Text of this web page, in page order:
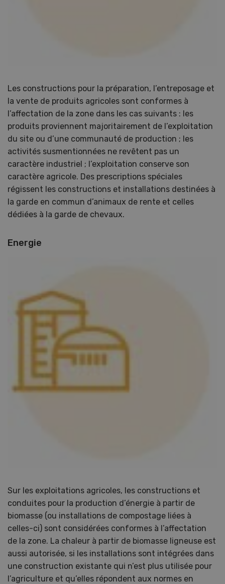
Les constructions pour la préparation, l’entreposage et
la vente de produits agricoles sont conformes à
l’affectation de la zone dans les cas suivants : les
produits proviennent majoritairement de l’exploitation
du site ou d’une communauté de production ; les
activités susmentionnées ne revêtent pas un
caractère industriel ; l’exploitation conserve son
caractère agricole. Des prescriptions spéciales
régissent les constructions et installations destinées à
la garde en commun d’animaux de rente et celles
dédiées à la garde de chevaux.
Energie
Sur les exploitations agricoles, les constructions et
conduites pour la production d’énergie à partir de
biomasse (ou installations de compostage liées à
celles-ci) sont considérées conformes à l’affectation
de la zone. La chaleur à partir de biomasse ligneuse est
aussi autorisée, si les installations sont intégrées dans
une construction existante qui n’est plus utilisée pour
l’agriculture et qu’elles répondent aux normes en